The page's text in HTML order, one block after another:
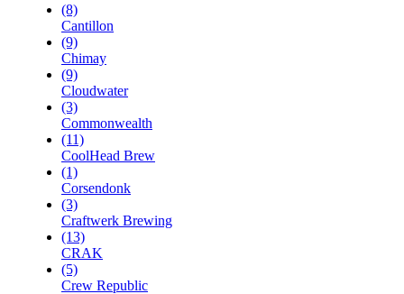
(8)
Cantillon
(9)
Chimay
(9)
Cloudwater
(3)
Commonwealth
(11)
CoolHead Brew
(1)
Corsendonk
(3)
Craftwerk Brewing
(13)
CRAK
(5)
Crew Republic